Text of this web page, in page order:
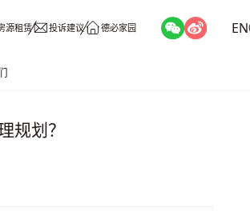
源租赁 投诉建议 德必家园 EN
规划？